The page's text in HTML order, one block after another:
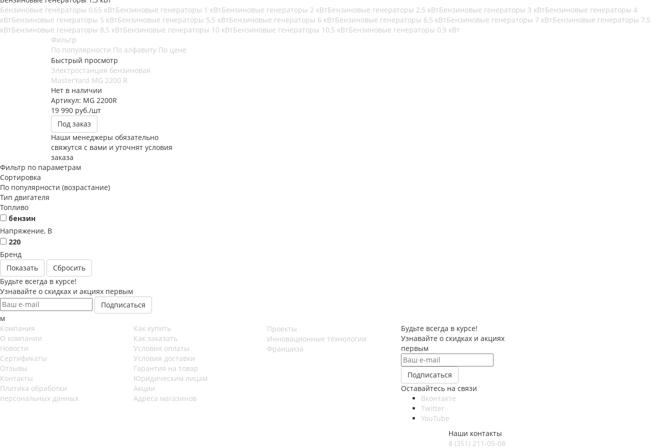
Бензиновые генераторы 0,65 кВтБензиновые генераторы 1 кВтБензиновые генераторы 2 кВтБензиновые генераторы 2,5 кВтБензиновые генераторы 3 кВтБензиновые генераторы 4
кВтБензиновые генераторы 5 кВтБензиновые генераторы 5,5 кВтБензиновые генераторы 6 кВтБензиновые генераторы 6,5 кВтБензиновые генераторы 7 кВтБензиновые генераторы 7,5
кВтБензиновые генераторы 8,5 кВтБензиновые генераторы 10 кВтБензиновые генераторы 10,5 кВтБензиновые генераторы 0,9 кВт
Фильтр
По популярности По алфавиту По цене
Быстрый просмотр
Электростанция бензиновая
MasterYard MG 2200 R
Нет в наличии
Артикул: MG 2200R
19 990 руб./шт
Под заказ
Наши менеджеры обязательно
свяжутся с вами и уточнят условия
заказа
Фильтр по параметрам
Сортировка
По популярности (возрастание)
Тип двигателя
Топливо
бензин
Напряжение, B
220
Бренд
Сбросить
Будьте всегда в курсе!
Узнавайте о скидках и акциях первым
м
Компания
О компании
Новости
Сертификаты
Отзывы
Контакты
Плитика обработки
персональных данных
Как купить
Как заказать
Условия оплаты
Условия доставки
Гарантия на товар
Юридическим лицам
Акции
Адреса магазинов
Проекты
Инновационные технологии
Франшиза
Будьте всегда в курсе!
Узнавайте о скидках и акциях
первым
Оставайтесь на связи
Вконтакте
Twitter
YouTube
Наши контакты
8 (351) 211-05-08